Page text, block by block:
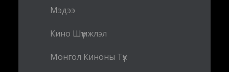
Мэдээ
Кино Шүүмжлэл
Монгол Киноны Түүх